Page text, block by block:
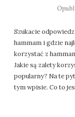
Szukacie
hammam i gdzie
korzystać z
Jakie są zalety
popularny? Na te
tym wpisie. Co to